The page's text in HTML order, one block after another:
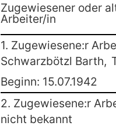
Zugewiesener oder
Arbeiter/in
1. Zugewiesene:r
Schwarzbötzl Barth,
Beginn: 15.07.1942
2. Zugewiesene:r
nicht bekannt